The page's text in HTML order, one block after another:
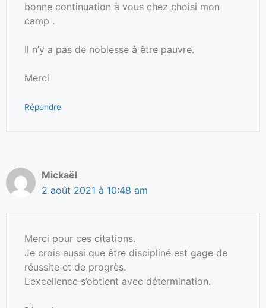
bonne continuation à vous chez choisi mon
camp .
Il n’y a pas de noblesse à être pauvre.
Merci
Répondre
Mickaël
2 août 2021 à 10:48 am
Merci pour ces citations.
Je crois aussi que être discipliné est gage de
réussite et de progrès.
L’excellence s’obtient avec détermination.